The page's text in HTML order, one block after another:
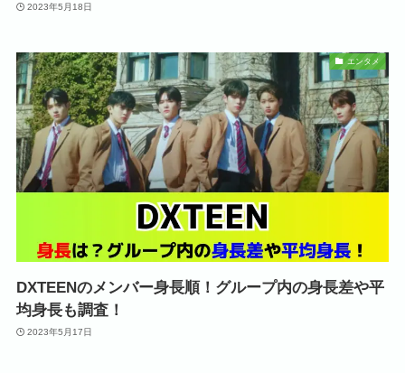
2023年5月18日
エンタメ
DXTEENのメンバー身長順！グループ内の身長差や平
均身長も調査！
2023年5月17日